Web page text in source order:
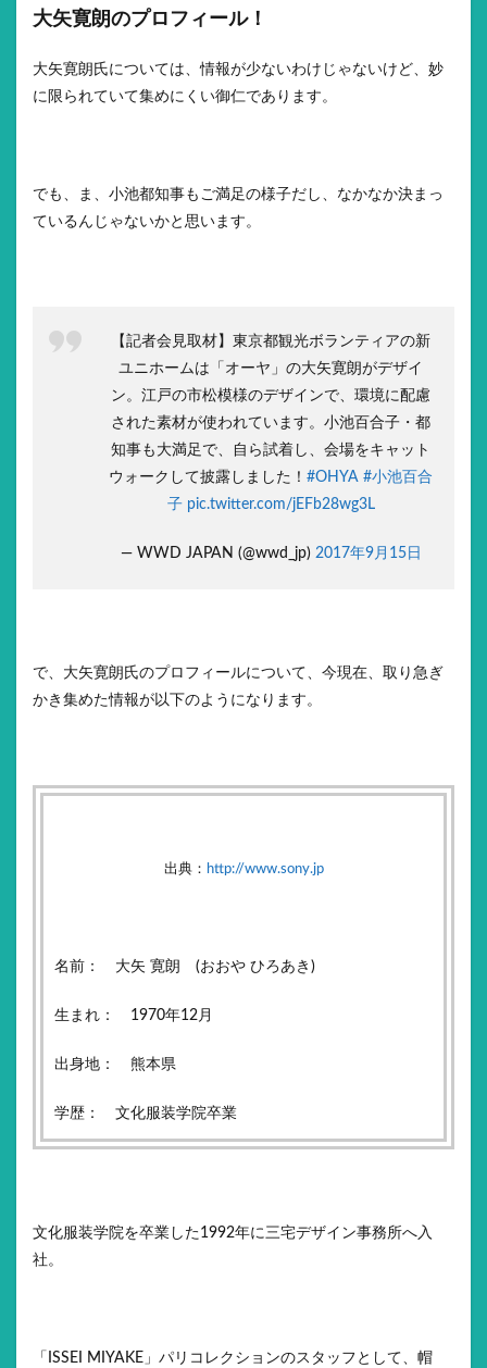
大矢寛朗のプロフィール！
大矢寛朗氏については、情報が少ないわけじゃないけど、妙
に限られていて集めにくい御仁であります。
でも、ま、小池都知事もご満足の様子だし、なかなか決まっ
ているんじゃないかと思います。
【記者会見取材】東京都観光ボランティアの新
ユニホームは「オーヤ」の大矢寛朗がデザイ
ン。江戸の市松模様のデザインで、環境に配慮
された素材が使われています。小池百合子・都
知事も大満足で、自ら試着し、会場をキャット
ウォークして披露しました！ #OHYA #小池百合
子 pic.twitter.com/jEFb28wg3L
— WWD JAPAN (@wwd_jp) 2017年9月15日
で、大矢寛朗氏のプロフィールについて、今現在、取り急ぎ
かき集めた情報が以下のようになります。
出典： http://www.sony.jp
名前： 大矢 寛朗 (おおや ひろあき)
生まれ： 1970年12月
出身地： 熊本県
学歴： 文化服装学院卒業
文化服装学院を卒業した1992年に三宅デザイン事務所へ入
社。
「ISSEI MIYAKE」パリコレクションのスタッフとして、帽